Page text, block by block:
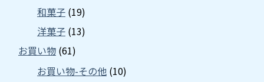
和菓子 (19)
洋菓子 (13)
お買い物 (61)
お買い物-その他 (10)